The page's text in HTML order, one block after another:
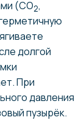
(СО2,
долгой
При
давления
пузырёк.